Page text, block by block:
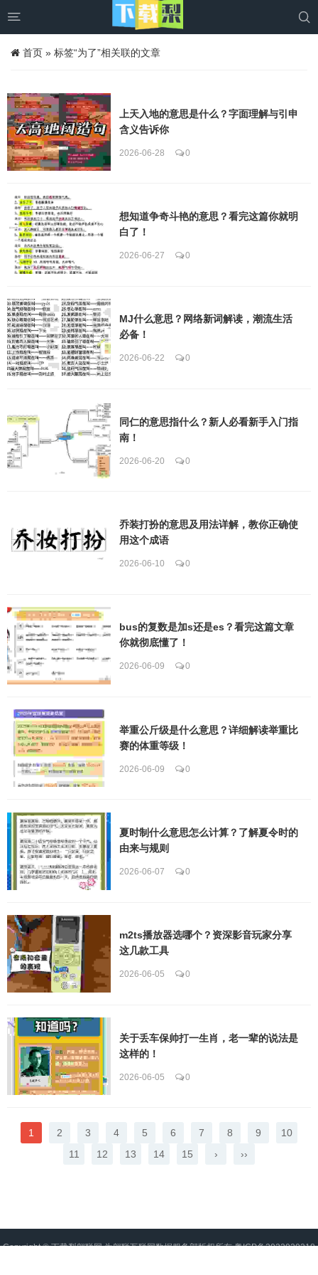
 
首页 » 标签“为了”相关联的文章
上天入地的意思是什么？字面理解与引申
含义告诉你
2026-06-28 0
想知道争奇斗艳的意思？看完这篇你就明
白了！
2026-06-27 0
MJ什么意思？网络新词解读，潮流生活
必备！
2026-06-22 0
同仁的意思指什么？新人必看新手入门指
南！
2026-06-20 0
乔装打扮的意思及用法详解，教你正确使
用这个成语
2026-06-10 0
bus的复数是加s还是es？看完这篇文章
你就彻底懂了！
2026-06-09 0
举重公斤级是什么意思？详细解读举重比
赛的体重等级！
2026-06-09 0
夏时制什么意思怎么计算？了解夏令时的
由来与规则
2026-06-07 0
m2ts播放器选哪个？资深影音玩家分享
这几款工具
2026-06-05 0
关于丢车保帅打一生肖，老一辈的说法是
这样的！
2026-06-05 0
1 2 3 4 5 6 7 8 9
10
11
12 13 14 15 › ››
Copyright ©下载梨翱联网为翱联互联网数据服务部版权所有粤ICP备2022020218